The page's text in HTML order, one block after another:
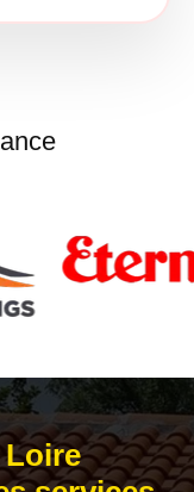
Loire